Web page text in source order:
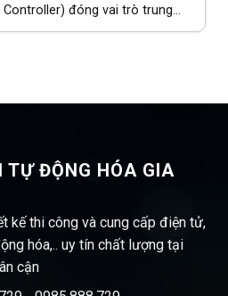
đóng vai trò trung
và giám sát dây chuyền sản
TỰ ĐỘNG HÓA GIA
kế thi công và cung cấp điện tử,
hóa,.. uy tín chất lượng tại
cận